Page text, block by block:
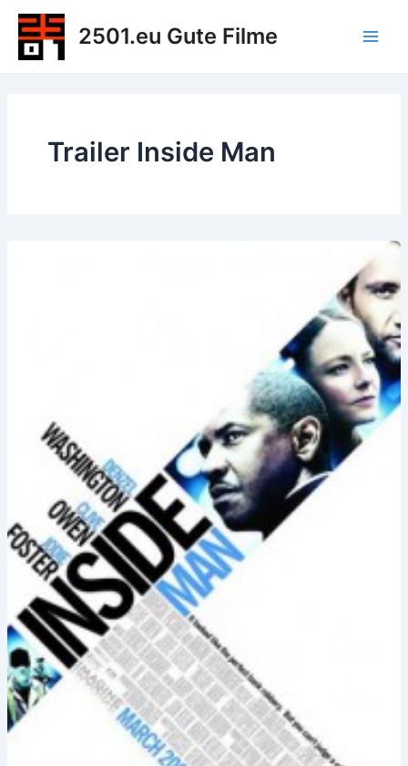
Zum
Inhalt
springen
2501.eu Gute Filme
Trailer Inside Man